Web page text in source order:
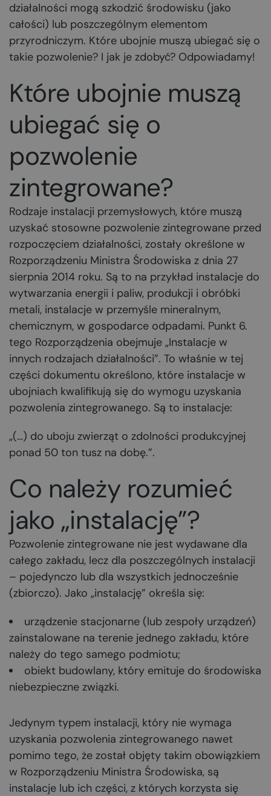
działalności mogą szkodzić środowisku (jako
całości) lub poszczególnym elementom
przyrodniczym. Które ubojnie muszą ubiegać się o
takie pozwolenie? I jak je zdobyć? Odpowiadamy!
Które ubojnie muszą
ubiegać się o
pozwolenie
zintegrowane?
Rodzaje instalacji przemysłowych, które muszą
uzyskać stosowne pozwolenie zintegrowane przed
rozpoczęciem działalności, zostały określone w
Rozporządzeniu Ministra Środowiska z dnia 27
sierpnia 2014 roku. Są to na przykład instalacje do
wytwarzania energii i paliw, produkcji i obróbki
metali, instalacje w przemyśle mineralnym,
chemicznym, w gospodarce odpadami. Punkt 6.
tego Rozporządzenia obejmuje „Instalacje w
innych rodzajach działalności”. To właśnie w tej
części dokumentu określono, które instalacje w
ubojniach kwalifikują się do wymogu uzyskania
pozwolenia zintegrowanego. Są to instalacje:
„(…) do uboju zwierząt o zdolności produkcyjnej
ponad 50 ton tusz na dobę.”.
Co należy rozumieć
jako „instalację”?
Pozwolenie zintegrowane nie jest wydawane dla
całego zakładu, lecz dla poszczególnych instalacji
– pojedynczo lub dla wszystkich jednocześnie
(zbiorczo). Jako „instalację” określa się:
urządzenie stacjonarne (lub zespoły urządzeń)
zainstalowane na terenie jednego zakładu, które
należy do tego samego podmiotu;
obiekt budowlany, który emituje do środowiska
niebezpieczne związki.
Jedynym typem instalacji, który nie wymaga
uzyskania pozwolenia zintegrowanego nawet
pomimo tego, że został objęty takim obowiązkiem
w Rozporządzeniu Ministra Środowiska, są
instalacje lub ich części, z których korzysta się